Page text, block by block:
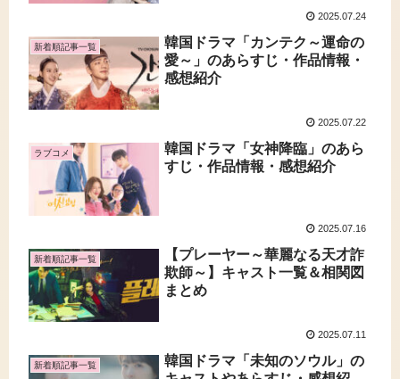
2025.07.24
新着順記事一覧
韓国ドラマ「カンテク～運命の
愛～」のあらすじ・作品情報・
感想紹介
2025.07.22
ラブコメ
韓国ドラマ「女神降臨」のあら
すじ・作品情報・感想紹介
2025.07.16
新着順記事一覧
【プレーヤー～華麗なる天才詐
欺師～】キャスト一覧＆相関図
まとめ
2025.07.11
新着順記事一覧
韓国ドラマ「未知のソウル」の